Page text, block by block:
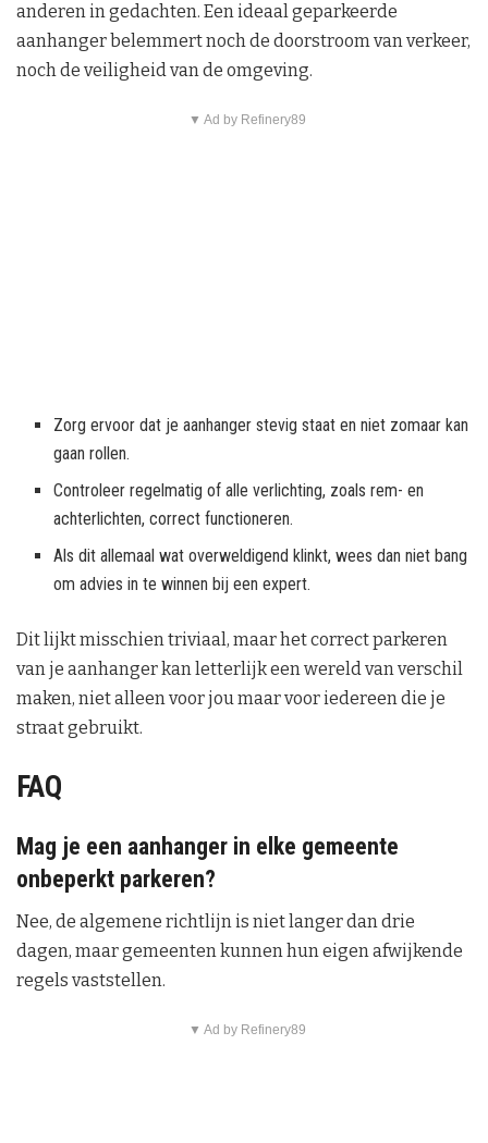
anderen in gedachten. Een ideaal geparkeerde
aanhanger belemmert noch de doorstroom van verkeer,
noch de veiligheid van de omgeving.
▼ Ad by Refinery89
Zorg ervoor dat je aanhanger stevig staat en niet zomaar kan
gaan rollen.
Controleer regelmatig of alle verlichting, zoals rem- en
achterlichten, correct functioneren.
Als dit allemaal wat overweldigend klinkt, wees dan niet bang
om advies in te winnen bij een expert.
Dit lijkt misschien triviaal, maar het correct parkeren
van je aanhanger kan letterlijk een wereld van verschil
maken, niet alleen voor jou maar voor iedereen die je
straat gebruikt.
FAQ
Mag je een aanhanger in elke gemeente
onbeperkt parkeren?
Nee, de algemene richtlijn is niet langer dan drie
dagen, maar gemeenten kunnen hun eigen afwijkende
regels vaststellen.
▼ Ad by Refinery89